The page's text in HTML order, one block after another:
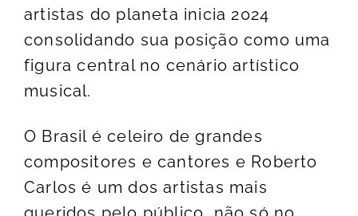
artistas do planeta inicia 2024
consolidando sua posição como uma
figura central no cenário artístico
musical.
O Brasil é celeiro de grandes
compositores e cantores e Roberto
Carlos é um dos artistas mais